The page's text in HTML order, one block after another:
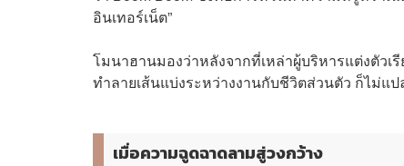
อินเทอร์เน็ต”
โมนาฮานมองว่าหลังจากที่เหล่าผู้บริหารแต่งตัว
ทำลายเส้นแบ่งระหว่างงานกับชีวิตส่วนตัว ก็ไม่
เมื่อความฉูดฉาดลามสู่วงกว้าง